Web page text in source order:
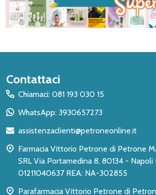
Inizio
del
piè
pagina
Contattaci
Chiamaci: 081 193 030 15
WhatsApp: 3930657273
assistenzaclienti@petroneonline.it
Farmacia Vittorio Petrone di Petrone
SRL Via Portamedina 8, 80134 - Napoli NA P.IVA:
01211040637 REA: NA-302855
Parafarmacia Vittorio Petrone di